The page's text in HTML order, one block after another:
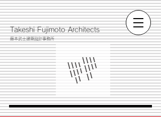
​Takeshi Fujimoto Architects
藤本武士建築設計事務所